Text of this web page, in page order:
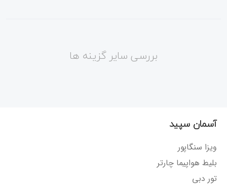
بررسی سایر گزینه ها
آسمان سپید
ویزا سنگاپور
بلیط هواپیما چارتر
تور دبی